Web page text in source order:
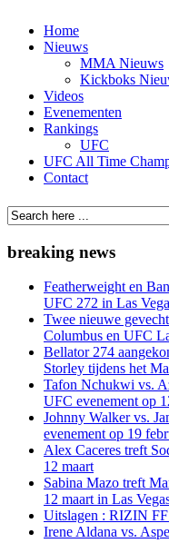
Home
Nieuws
MMA Nieuws
Kickboks
Videos
Evenementen
Rankings
UFC
UFC All Time
Contact
breaking news
Featherweight en
UFC 272 in Las
Twee nieuwe
Columbus en UFC
Bellator 274
Storley tijdens het
Tafon Nchukwi vs.
UFC evenement op
Johnny Walker vs.
evenement op 19
Alex Caceres treft
12 maart
Sabina Mazo treft
12 maart in Las
Uitslagen : RIZIN FF
Irene Aldana vs.